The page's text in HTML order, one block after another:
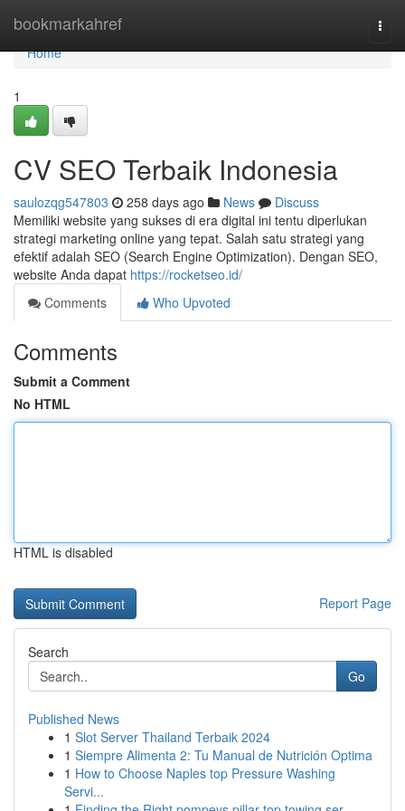
bookmarkahref
Home
Home
1
CV SEO Terbaik Indonesia
saulozqg547803 258 days ago News
Discuss
Memiliki website yang sukses di era digital ini tentu diperlukan
strategi marketing online yang tepat. Salah satu strategi yang
efektif adalah SEO (Search Engine Optimization). Dengan SEO,
website Anda dapat https://rocketseo.id/
Comments
Who Upvoted
Comments
Submit a Comment
No HTML
HTML is disabled
Report Page
Search
Go
Published News
1 Slot Server Thailand Terbaik 2024
1 Siempre Alimenta 2: Tu Manual de Nutrición Optima
1 How to Choose Naples top Pressure Washing
Servi...